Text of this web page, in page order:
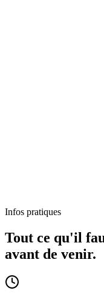
Infos pratiques
Tout ce qu'il
avant de venir.